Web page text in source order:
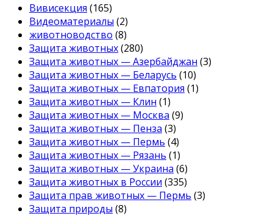
Вивисекция (165)
Видеоматериалы (2)
животноводство (8)
Защита животных(280)
Защита животных — Азербайджан (3)
Защита животных — Беларусь (10)
Защита животных — Евпатория (1)
Защита животных — Клин (1)
Защита животных — Москва (9)
Защита животных — Пенза (3)
Защита животных — Пермь (4)
Защита животных — Рязань (1)
Защита животных — Украина (6)
Защита животных в России (335)
Защита прав животных — Пермь (3)
Защита природы (8)